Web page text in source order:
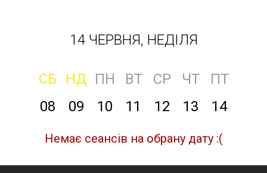
14 ЧЕРВНЯ, НЕДІЛЯ
СБ НД ПН ВТ СР ЧТ
ПТ
08
09 10 11 12 13 14
Немає сеансів на обрану дату :(